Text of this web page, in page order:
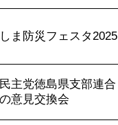
ま防災フェスタ2025
主党徳島県支部連合
意見交換会